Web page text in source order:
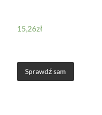
15,26zł
Sprawdź sam